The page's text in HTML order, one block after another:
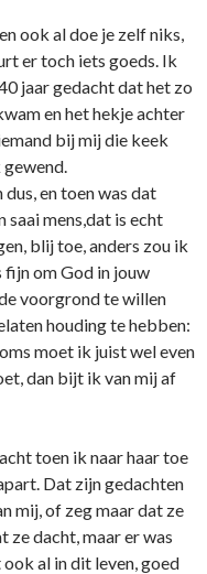
ook al doe je zelf niks,
er toch iets goeds. Ik
jaar gedacht dat het zo
en het hekje achter
bij mij die keek
en toen was dat
saai mens,dat is echt
blij toe, anders zou ik
fijn om God in jouw
voorgrond te willen
houding te hebben:
moet ik juist wel even
dan bijt ik van mij af
toen ik naar haar toe
Dat zijn gedachten
mij, of zeg maar dat ze
ze dacht, maar er was
al in dit leven, goed